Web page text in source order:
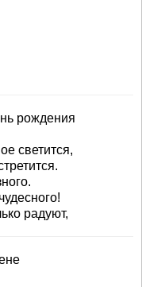
рождения
светится,
радуют,